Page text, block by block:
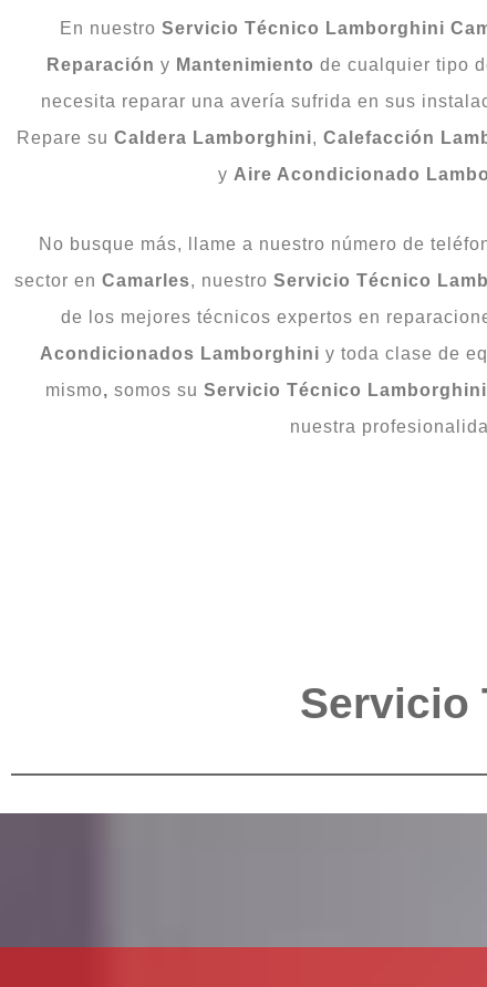
En nuestro Servicio Técnico Lamborghini
Reparación y Mantenimiento de cualquier tipo
necesita reparar una avería sufrida en sus
Repare su Caldera Lamborghini, Calefacción
y Aire Acondicionado
No busque más, llame a nuestro número de
sector en Camarles, nuestro Servicio Técnico
de los mejores técnicos expertos en
Acondicionados Lamborghini y toda clase de
mismo, somos su Servicio Técnico
nuestra
Servicio